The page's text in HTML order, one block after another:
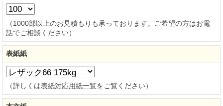
（1000部以上のお見積もりも承っております。ご希望の方はお電
話でご相談ください）
表紙紙
（詳しくは表紙対応用紙一覧をご覧ください）